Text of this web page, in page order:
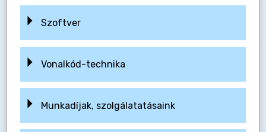
Szoftver
Vonalkód-technika
Munkadíjak, szolgálatatásaink